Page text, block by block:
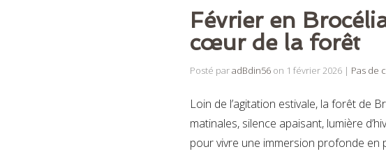
Février en
cœur de la forêt
Posté paradBdin56 on 1 février 2026 | Pas de
Loin de l’agitation estivale, la forêt de
matinales, silence apaisant, lumière
pour vivre une immersion profonde en